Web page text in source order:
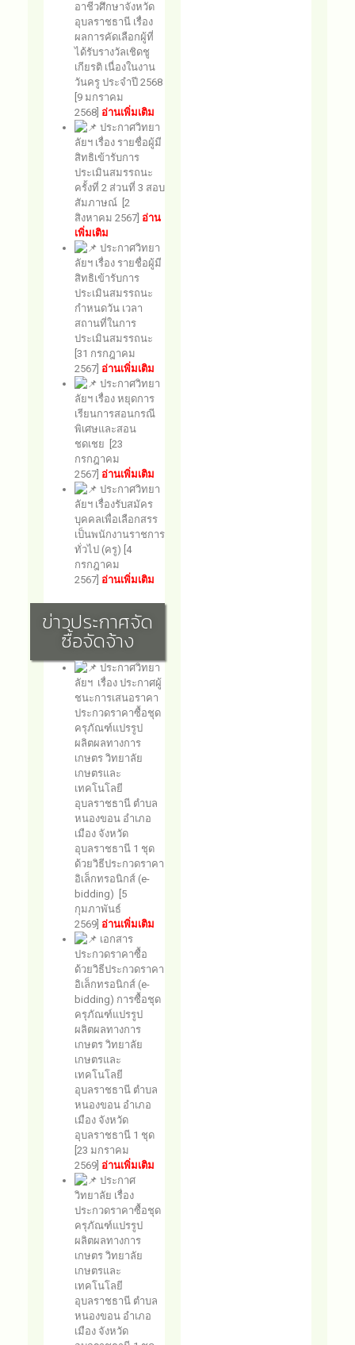
อาชีวศึกษาจังหวัด
อุบลราชธานี เรื่อง
ผลการคัดเลือกผู้ที่
ได้รับรางวัลเชิดชู
เกียรติ เนื่องในงาน
วันครู ประจำปี 2568
[9 มกราคม
2568] อ่านเพิ่มเติม
ประกาศวิทยา
ลัยฯ เรื่อง รายชื่อผู้มี
สิทธิเข้ารับการ
ประเมินสมรรถนะ
ครั้งที่ 2 ส่วนที่ 3 สอบ
สัมภาษณ์ [2
สิงหาคม 2567] อ่าน
เพิ่มเติม
ประกาศวิทยา
ลัยฯ เรื่อง รายชื่อผู้มี
สิทธิเข้ารับการ
ประเมินสมรรถนะ
กำหนดวัน เวลา
สถานที่ในการ
ประเมินสมรรถนะ
[31 กรกฎาคม
2567] อ่านเพิ่มเติม
ประกาศวิทยา
ลัยฯ เรื่อง หยุดการ
เรียนการสอนกรณี
พิเศษและสอน
ชดเชย [23
กรกฎาคม
2567] อ่านเพิ่มเติม
ประกาศวิทยา
ลัยฯ เรื่องรับสมัคร
บุคคลเพื่อเลือกสรร
เป็นพนักงานราชการ
ทั่วไป (ครู) [4
กรกฎาคม
2567] อ่านเพิ่มเติม
ข่าวประกาศจัด
ซื้อจัดจ้าง
ประกาศวิทยา
ลัยฯ เรื่อง ประกาศผู้
ชนะการเสนอราคา
ประกวดราคาซื้อชุด
ครุภัณฑ์แปรรูป
ผลิตผลทางการ
เกษตร วิทยาลัย
เกษตรและ
เทคโนโลยี
อุบลราชธานี ตำบล
หนองขอน อำเภอ
เมือง จังหวัด
อุบลราชธานี 1 ชุด
ด้วยวิธีประกวดราคา
อิเล็กทรอนิกส์ (e-
bidding) [5
กุมภาพันธ์
2569] อ่านเพิ่มเติม
เอกสาร
ประกวดราคาซื้อ
ด้วยวิธีประกวดราคา
อิเล็กทรอนิกส์ (e-
bidding) การซื้อชุด
ครุภัณฑ์แปรรูป
ผลิตผลทางการ
เกษตร วิทยาลัย
เกษตรและ
เทคโนโลยี
อุบลราชธานี ตำบล
หนองขอน อำเภอ
เมือง จังหวัด
อุบลราชธานี 1 ชุด
[23 มกราคม
2569] อ่านเพิ่มเติม
ประกาศ
วิทยาลัย เรื่อง
ประกวดราคาซื้อชุด
ครุภัณฑ์แปรรูป
ผลิตผลทางการ
เกษตร วิทยาลัย
เกษตรและ
เทคโนโลยี
อุบลราชธานี ตำบล
หนองขอน อำเภอ
เมือง จังหวัด